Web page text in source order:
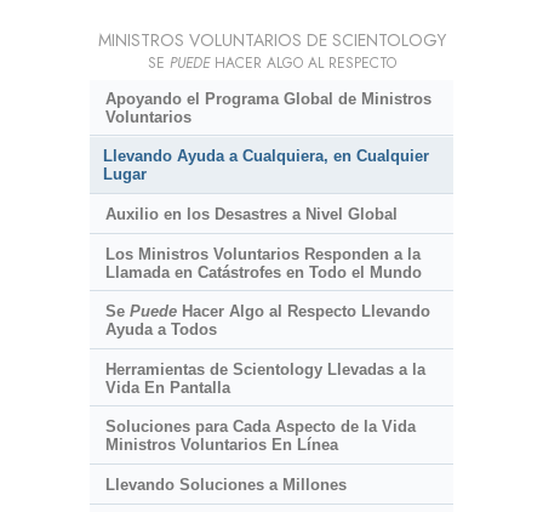
MINISTROS VOLUNTARIOS DE SCIENTOLOGY
SE PUEDEHACER ALGO AL RESPECTO
Apoyando el Programa Global de Ministros
Voluntarios
Llevando Ayuda a Cualquiera, en Cualquier
Lugar
Auxilio en los Desastres a Nivel Global
Los Ministros Voluntarios Responden a la
Llamada en Catástrofes en Todo el Mundo
Se PuedeHacer Algo al Respecto Llevando
Ayuda a Todos
Herramientas de Scientology Llevadas a la
Vida En Pantalla
Soluciones para Cada Aspecto de la Vida
Ministros Voluntarios En Línea
Llevando Soluciones a Millones